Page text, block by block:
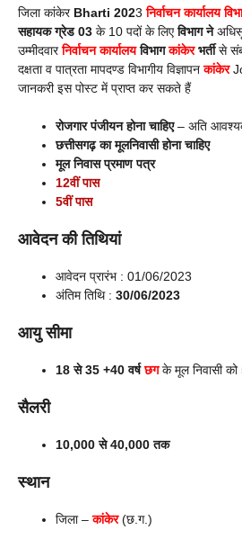
जिला कांकेर Bharti 2023निर्वाचन कार्यालय
सहायक ग्रेड 03 के 10 पदों के लिएविभाग ने
उम्मीदवारनिर्वाचन कार्यालयविभाग कांकेरभर्तीसे
दक्षता व पात्रता मापदण्ड विभागीय विज्ञापनकांकेर
जानकरी इस पोस्ट में प्राप्त कर सकते हैं
रोजगार पंजीयन होना चाहिए– अति
छत्तीसगढ़ का मूलनिवासी होना चाहिए
मूल निवास प्रमाण पत्र
12वीं पास
5वीं पास
आवेदन की तिथियां
आवेदन प्रारंभ : 01/06/2023
अंतिम तिथि : 30/06/2023
आयु सीमा
18 से 35 +40 वर्षछगके मूल निवासी को
सैलरी
10,000 से 40,000 तक
स्थान
जिला –कांकेर(छ.ग.)